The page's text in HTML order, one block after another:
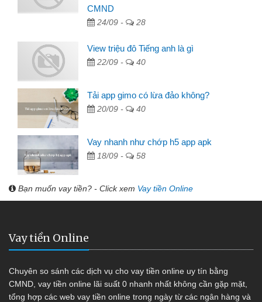
CMND
24/09 - 28
View triệu đô Tiếng anh là gì
22/09 - 40
Tải app gimo có lừa đảo không?
20/09 - 40
Vay nhanh như chớp h5 app apk
18/09 - 58
Bạn muốn vay tiền? - Click xem Vay tiền Online
Vay tiền Online
Chuyên so sánh các dịch vụ cho vay tiền online uy tín bằng
CMND, vay tiền online lãi suất 0 nhanh nhất không cần gặp mặt,
tổng hợp các web vay tiền online trong ngày từ các ngân hàng và